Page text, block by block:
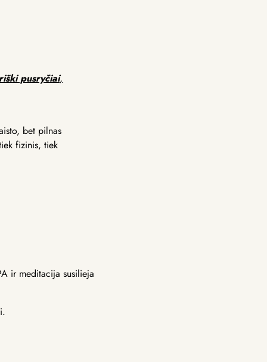
pusryčiai,
bet pilnas
fizinis, tiek
ir meditacija susilieja